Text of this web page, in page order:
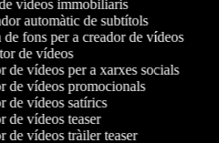
vídeos immobiliaris
automàtic de subtítols
fons per a creador de vídeos
de vídeos
de vídeos per a xarxes socials
de vídeos promocionals
de vídeos satírics
vídeos teaser
de vídeos tràiler teaser